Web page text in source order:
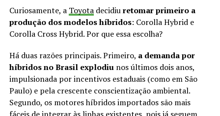
Curiosamente, a Toyotadecidiuretomar primeiro a
produção dos modelos híbridos: Corolla Hybrid e
Corolla Cross Hybrid. Por que essa escolha?
Há duas razões principais. Primeiro, a demanda por
híbridos no Brasil explodiunos últimos dois anos,
impulsionada por incentivos estaduais (como em São
Paulo) e pela crescente conscientização ambiental.
Segundo, os motores híbridos importados são mais